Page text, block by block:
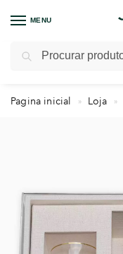
MENU
Pagina inicial » Loja »